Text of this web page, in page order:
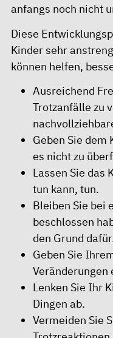
anfangs noch nicht
Diese
Kinder sehr
können helfen,
Ausreichend
Trotzanfälle zu
Geben Sie dem
es nicht zu
Lassen Sie das
tun kann, tun.
Bleiben Sie bei
beschlossen
den Grund
Geben Sie
Veränderungen
Lenken Sie Ihr
Dingen ab.
Vermeiden Sie